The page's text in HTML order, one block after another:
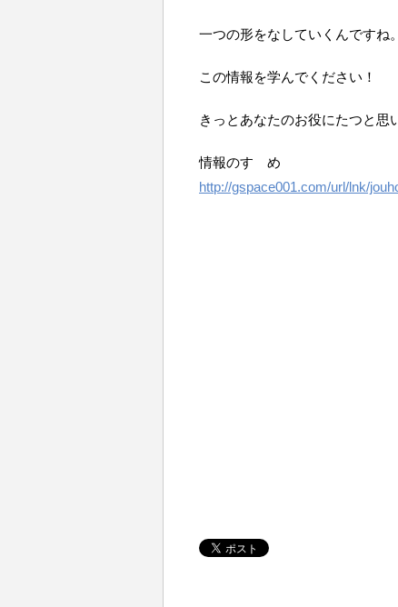
一つの形をなしていくんですね。
この情報を学んでください！
きっとあなたのお役にたつと思
情報のすゝめ
http://gspace001.com/url/lnk/